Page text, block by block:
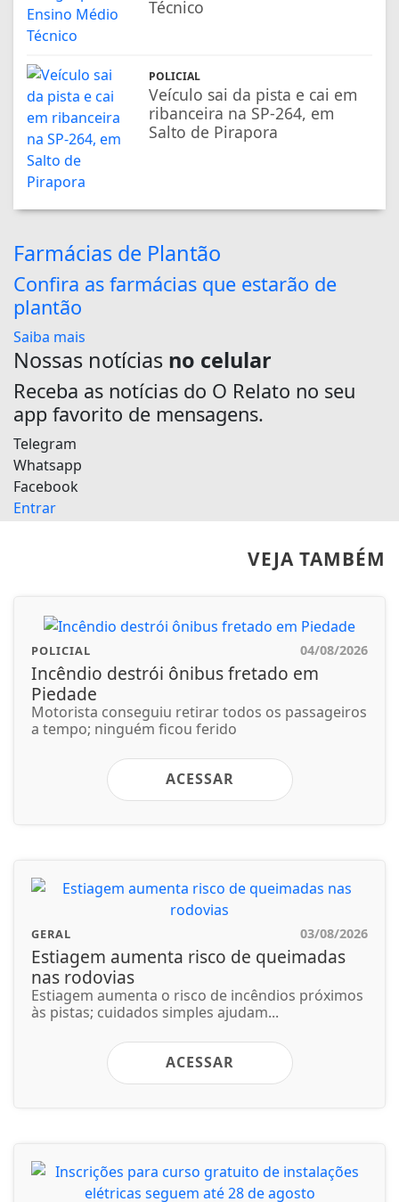
Técnico
POLICIAL
Veículo sai da pista e cai em
ribanceira na SP-264, em
Salto de Pirapora
Farmácias de Plantão
Confira as farmácias que estarão de
plantão
Saiba mais
Nossas notícias no celular
Receba as notícias do O Relato no seu
app favorito de mensagens.
Telegram
Whatsapp
Facebook
Entrar
VEJA TAMBÉM
POLICIAL 04/08/2026
Incêndio destrói ônibus fretado em
Piedade
Motorista conseguiu retirar todos os passageiros
a tempo; ninguém ficou ferido
ACESSAR
GERAL 03/08/2026
Estiagem aumenta risco de queimadas
nas rodovias
Estiagem aumenta o risco de incêndios próximos
às pistas; cuidados simples ajudam...
ACESSAR